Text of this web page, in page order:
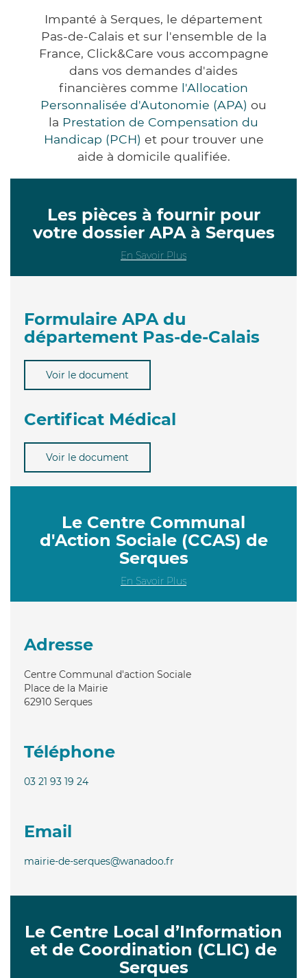
Impanté à Serques, le département
Pas-de-Calais et sur l'ensemble de la
France, Click&Care vous accompagne
dans vos demandes d'aides
financières comme l'Allocation
Personnalisée d'Autonomie (APA) ou
la Prestation de Compensation du
Handicap (PCH) et pour trouver une
aide à domicile qualifiée.
Les pièces à fournir pour
votre dossier APA à Serques
En Savoir Plus
Formulaire APA du
département Pas-de-Calais
Voir le document
Certificat Médical
Voir le document
Le Centre Communal
d'Action Sociale (CCAS) de
Serques
En Savoir Plus
Adresse
Centre Communal d'action Sociale
Place de la Mairie
62910 Serques
Téléphone
03 21 93 19 24
Email
mairie-de-serques@wanadoo.fr
Le Centre Local d’Information
et de Coordination (CLIC) de
Serques